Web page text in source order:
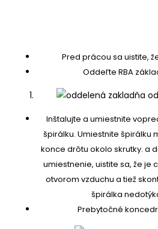
Pred prácou sa uistite,
Oddeľte RBA
Inštalujte a umiestnite
špirálku. Umiestnite špirálku
konce drôtu okolo skrutky. a
umiestnenie, uistite sa, že je
otvorom vzduchu a tiež
špirálka
Prebytočné konce